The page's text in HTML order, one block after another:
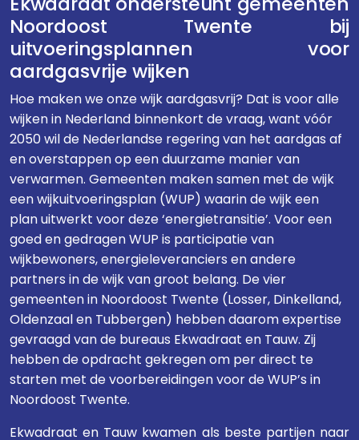
Noordoost Twente bij
uitvoeringsplannen voor
aardgasvrije wijken
Hoe maken we onze wijk aardgasvrij? Dat is voor alle
wijken in Nederland binnenkort de vraag, want vóór
2050 wil de Nederlandse regering van het aardgas af
en overstappen op een duurzame manier van
verwarmen. Gemeenten maken samen met de wijk
een wijkuitvoeringsplan (WUP) waarin de wijk een
plan uitwerkt voor deze ‘energietransitie’. Voor een
goed en gedragen WUP is participatie van
wijkbewoners, energieleveranciers en andere
partners in de wijk van groot belang. De vier
gemeenten in Noordoost Twente (Losser, Dinkelland,
Oldenzaal en Tubbergen) hebben daarom expertise
gevraagd van de bureaus Ekwadraat en Tauw. Zij
hebben de opdracht gekregen om per direct te
starten met de voorbereidingen voor de WUP’s in
Noordoost Twente.
Ekwadraat en Tauw kwamen als beste partijen naar